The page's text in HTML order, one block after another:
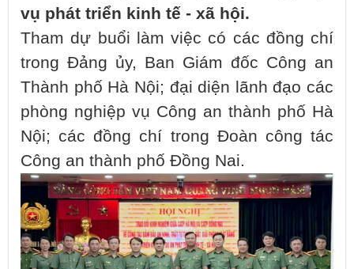
vụ phát triển kinh tế - xã hội.
Tham dự buổi làm việc có các đồng chí
trong Đảng ủy, Ban Giám đốc Công an
Thành phố Hà Nội; đại diện lãnh đạo các
phòng nghiệp vụ Công an thành phố Hà
Nội; các đồng chí trong Đoàn công tác
Công an thành phố Đồng Nai.